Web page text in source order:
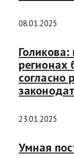
08.01.2025
регионах
согласно
23.01.2025
Умная